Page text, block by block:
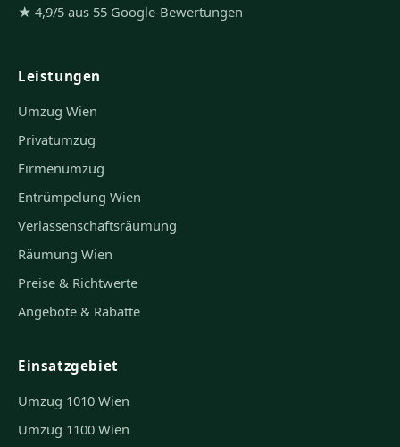
★ 4,9/5 aus 55 Google-Bewertungen
Leistungen
Umzug Wien
Privatumzug
Firmenumzug
Entrümpelung Wien
Verlassenschaftsräumung
Räumung Wien
Preise & Richtwerte
Angebote & Rabatte
Einsatzgebiet
Umzug 1010 Wien
Umzug 1100 Wien